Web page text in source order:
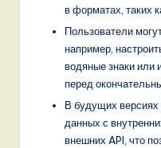
в форматах, таких
Пользователи
например,
водяные знаки или
перед
В будущих
данных с
внешних API, что